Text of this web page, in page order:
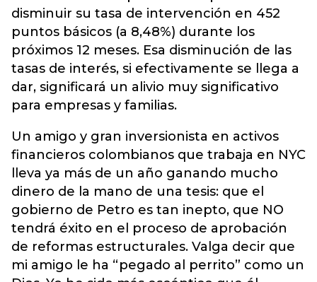
disminuir su tasa de intervención en 452
puntos básicos (a 8,48%) durante los
próximos 12 meses. Esa disminución de las
tasas de interés, si efectivamente se llega a
dar, significará un alivio muy significativo
para empresas y familias.
Un amigo y gran inversionista en activos
financieros colombianos que trabaja en NYC
lleva ya más de un año ganando mucho
dinero de la mano de una tesis: que el
gobierno de Petro es tan inepto, que NO
tendrá éxito en el proceso de aprobación
de reformas estructurales. Valga decir que
mi amigo le ha “pegado al perrito” como un